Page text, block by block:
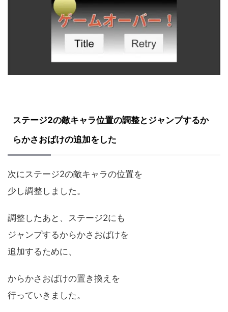
ステージ2の敵キャラ位置の調整とジャンプするか
らかさおばけの追加をした
次にステージ2の敵キャラの位置を
少し調整しました。
調整したあと、ステージ2にも
ジャンプするからかさおばけを
追加するために、
からかさおばけの置き換えを
行っていきました。